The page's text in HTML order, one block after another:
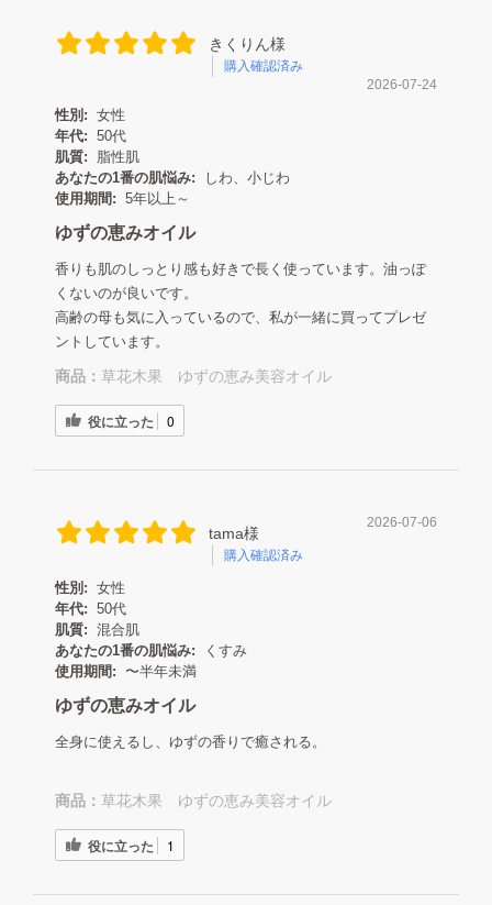
きくりん様
購入確認済み
2026-07-24
性別: 女性
年代: 50代
肌質:
脂性肌
あなたの1番の肌悩み:
しわ、小じわ
使用期間: 5年以上～
ゆずの恵みオイル
香りも肌のしっとり感も好きで長く使っています。油っぽ
くないのが良いです。
高齢の母も気に入っているので、私が一緒に買ってプレゼ
ントしています。
商品： 草花木果 ゆずの恵み美容オイル
役に立った 0
tama様
購入確認済み
2026-07-06
性別: 女性
年代: 50代
肌質: 混合肌
あなたの1番の肌悩み:
くすみ
使用期間:
〜半年未満
ゆずの恵みオイル
全身に使えるし、ゆずの香りで癒される。
商品： 草花木果 ゆずの恵み美容オイル
役に立った 1